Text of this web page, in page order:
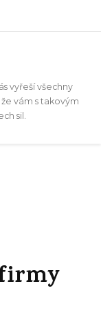
vyřeší všechny
vám s takovým
sil.